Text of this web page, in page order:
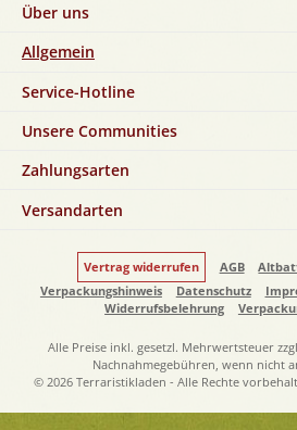
Über uns
Allgemein
Service-Hotline
Unsere Communities
Zahlungsarten
Versandarten
Vertrag widerrufen AGB
Verpackungshinweis
Datenschutz
Widerrufsbelehrung
Alle Preise inkl. gesetzl. Mehrwertsteuer
Nachnahmegebühren, wenn nicht
© 2026 Terraristikladen - Alle Rechte